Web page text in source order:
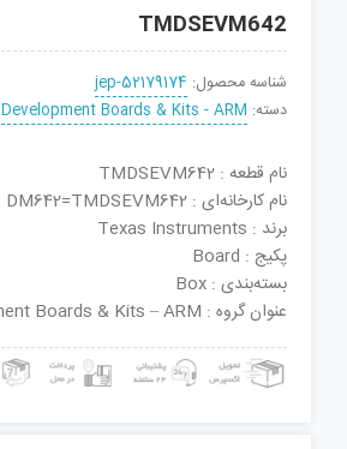
TMDSEVM642
شناسه محصول: jep-52179174
دسته: Development Boards & Kits - ARM
نام قطعه : TMDSEVM642
نام کارخانه‌ای : DM642=TMDSEVM642
برند : Texas Instruments
پکیج : Board
بسته‌بندی : Box
عنوان گروه : Development Boards & Kits – ARM